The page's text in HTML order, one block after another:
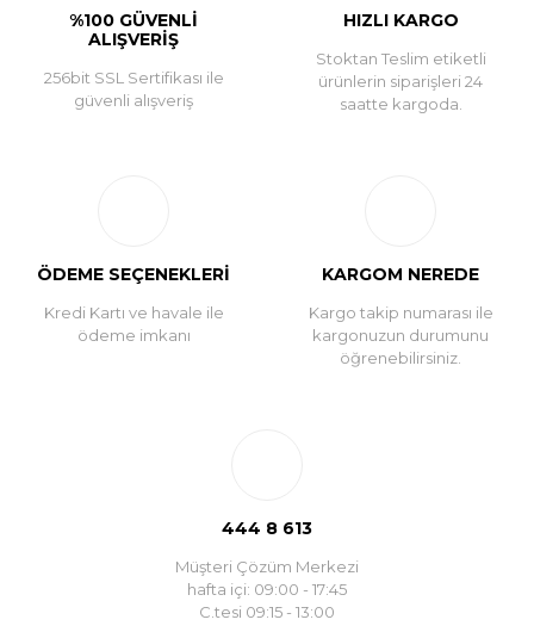
%100 GÜVENLİ
ALIŞVERİŞ
256bit SSL Sertifikası ile
güvenli alışveriş
HIZLI KARGO
Stoktan Teslim etiketli
ürünlerin siparişleri 24
saatte kargoda.
ÖDEME SEÇENEKLERİ
Kredi Kartı ve havale ile
ödeme imkanı
KARGOM NEREDE
Kargo takip numarası ile
kargonuzun durumunu
öğrenebilirsiniz.
444 8 613
Müşteri Çözüm Merkezi
hafta içi: 09:00 - 17:45
C.tesi 09:15 - 13:00